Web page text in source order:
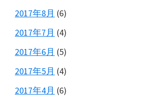
2017年8月 (6)
2017年7月 (4)
2017年6月 (5)
2017年5月 (4)
2017年4月 (6)